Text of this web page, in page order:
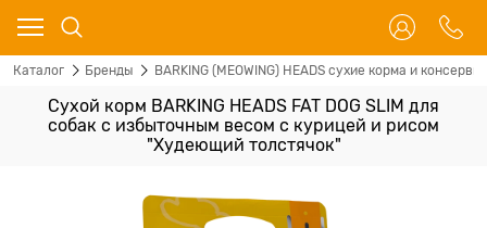
Каталог Бренды BARKING (MEOWING) HEADS сухие корма и
Сухой корм BARKING HEADS FAT DOG SLIM для
собак с избыточным весом с курицей и рисом
"Худеющий толстячок"